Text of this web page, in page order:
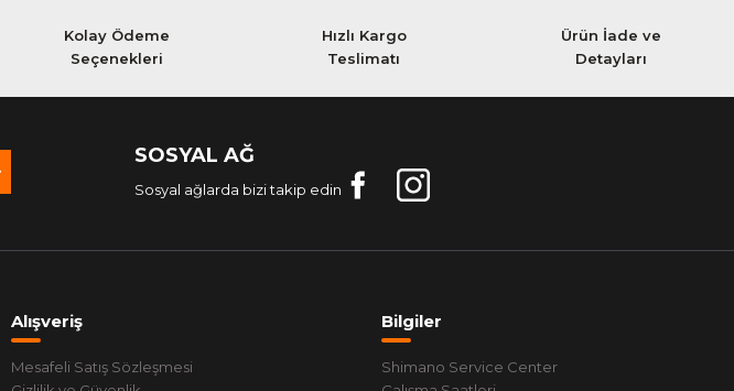
Kolay Ödeme
Seçenekleri
Hızlı Kargo
Teslimatı
Ürün İade ve
Detayları
SOSYAL AĞ
Sosyal ağlarda bizi takip edin
Alışveriş
Mesafeli Satış Sözleşmesi
Bilgiler
Shimano Service Center